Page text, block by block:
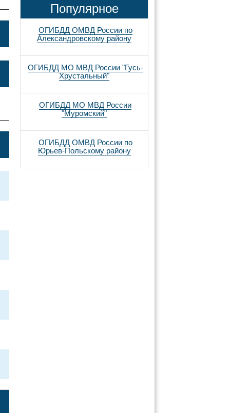
Популярное
ОГИБДД ОМВД России по
Александровскому району
ОГИБДД МО МВД России "Гусь-
Хрустальный"
ОГИБДД МО МВД России
"Муромский"
ОГИБДД ОМВД России по
Юрьев-Польскому району